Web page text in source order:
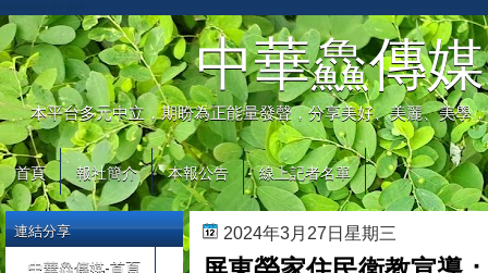
中華鱻傳媒
本平台多元中立，期盼為正能量發聲，分享美好、美麗、美學
首頁 報社簡介 本報公告 線上記者名單
2024年3月27日星期三
連結分享
中華鱻傳媒-首頁